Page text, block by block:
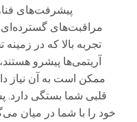
پیشرفت‌های
مراقبت‌های
تجربه بالا که در
آریتمی‌ها پیشرو
ممکن است به آن نیاز
قلبی شما بستگی دارد.
خود را با شما در میان